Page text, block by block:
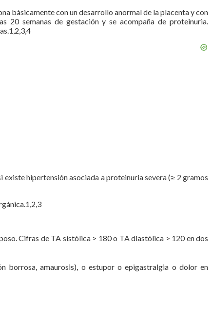
básicamente con un desarrollo anormal de la placenta y con
20 semanas de gestación y se acompaña de proteinuria.
hipertensión asociada a proteinuria severa (≥ 2 gramos
Cifras de TA sistólica > 180 o TA diastólica > 120 en dos
borrosa, amaurosis), o estupor o epigastralgia o dolor en